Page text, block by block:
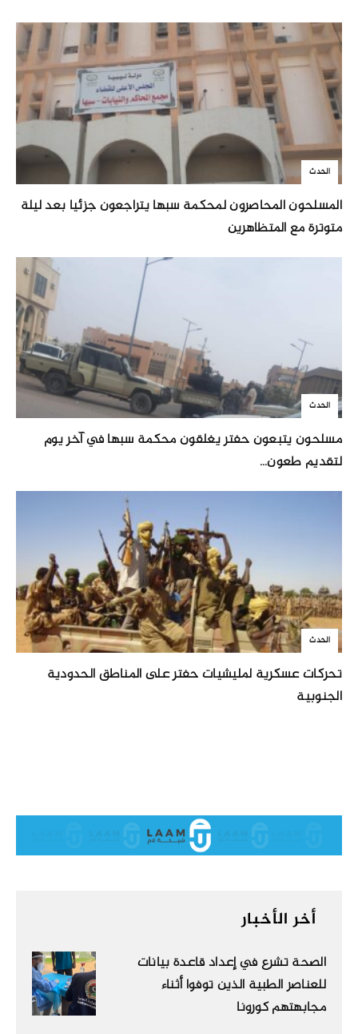
الحدث
المسلحون المحاصرون لمحكمة سبها يتراجعون جزئيا بعد ليلة
متوترة مع المتظاهرين
الحدث
مسلحون يتبعون حفتر يغلقون محكمة سبها في آخر يوم
لتقديم طعون...
الحدث
تحركات عسكرية لمليشيات حفتر على المناطق الحدودية
الجنوبية
أخر الأخبار
الصحة تشرع في إعداد قاعدة بيانات
للعناصر الطبية الذين توفوا أثناء
مجابهتهم كورونا